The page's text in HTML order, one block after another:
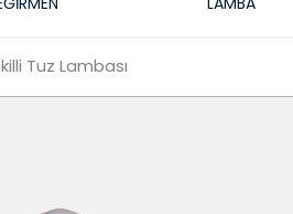
Tuz Lambası